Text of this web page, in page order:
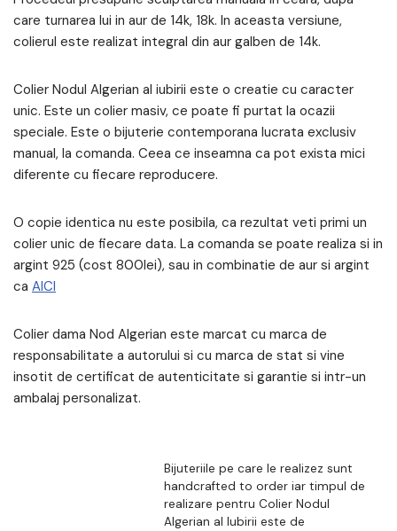
care turnarea lui in aur de 14k, 18k. In aceasta versiune,
colierul este realizat integral din aur galben de 14k.
Colier Nodul Algerian al iubirii este o creatie cu caracter
unic. Este un colier masiv, ce poate fi purtat la ocazii
speciale. Este o bijuterie contemporana lucrata exclusiv
manual, la comanda. Ceea ce inseamna ca pot exista mici
diferente cu fiecare reproducere.
O copie identica nu este posibila, ca rezultat veti primi un
colier unic de fiecare data. La comanda se poate realiza si in
argint 925 (cost 800lei), sau in combinatie de aur si argint
ca AICI
Colier dama Nod Algerian este marcat cu marca de
responsabilitate a autorului si cu marca de stat si vine
insotit de certificat de autenticitate si garantie si intr-un
ambalaj personalizat.
Bijuteriile pe care le realizez sunt
handcrafted to order iar timpul de
realizare pentru Colier Nodul
Algerian al Iubirii este de